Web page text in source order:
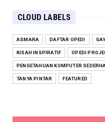
CLOUD LABELS
ASMARA DAFTAR OPEDI
KISAH INSPIRATIF OPEDI
PENGETAHUAN KOMPUTER
TANYA PINTAR FEATURED